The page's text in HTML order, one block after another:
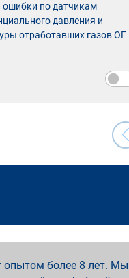
ошибки по датчикам
давления и
отработавших газов ОГ
более 8 лет.